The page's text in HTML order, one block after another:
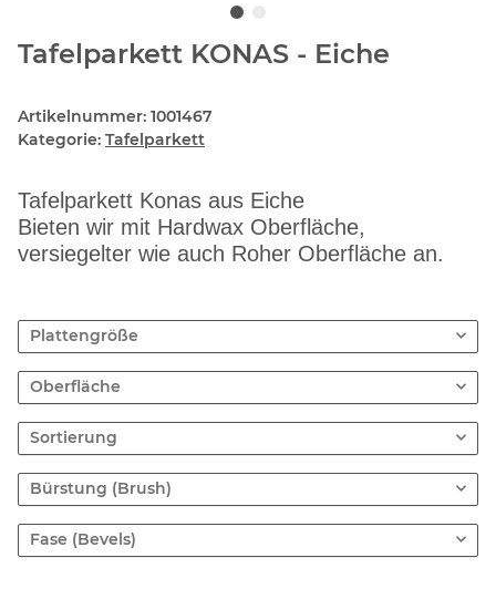
Tafelparkett KONAS - Eiche
Artikelnummer: 1001467
Kategorie: Tafelparkett
Tafelparkett Konas aus Eiche
Bieten wir mit Hardwax Oberfläche,
versiegelter wie auch Roher Oberfläche an.
Plattengröße
Oberfläche
Sortierung
Bürstung (Brush)
Fase (Bevels)